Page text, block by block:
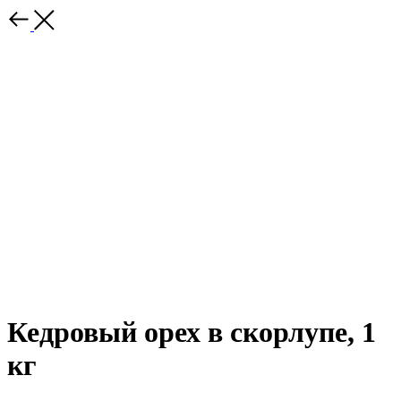
Кедровый орех в скорлупе, 1
кг